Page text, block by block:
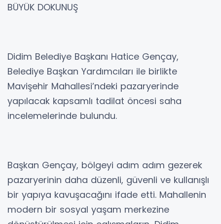
BÜYÜK DOKUNUŞ
Didim Belediye Başkanı Hatice Gençay,
Belediye Başkan Yardımcıları ile birlikte
Mavişehir Mahallesi’ndeki pazaryerinde
yapılacak kapsamlı tadilat öncesi saha
incelemelerinde bulundu.
Başkan Gençay, bölgeyi adım adım gezerek
pazaryerinin daha düzenli, güvenli ve kullanışlı
bir yapıya kavuşacağını ifade etti. Mahallenin
modern bir sosyal yaşam merkezine